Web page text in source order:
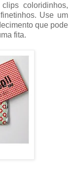
coloridinhos,
Use um
que pode
fita.